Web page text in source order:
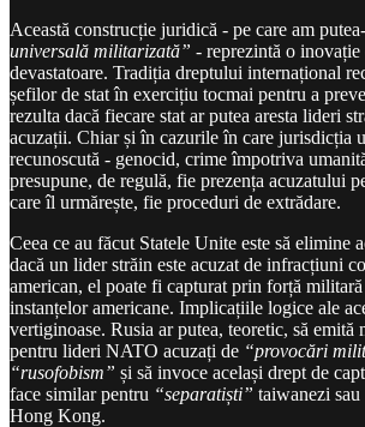
Această construcție juridică - pe care am
universală militarizată” - reprezintă o
devastatoare. Tradiția dreptului internațional
șefilor de stat în exercițiu tocmai pentru a
rezulta dacă fiecare stat ar putea aresta lideri
acuzații. Chiar și în cazurile în care jurisdicția
recunoscută - genocid, crime împotriva
presupune, de regulă, fie prezența acuzatului
care îl urmărește, fie proceduri de extrădare.
Ceea ce au făcut Statele Unite este să elimine
dacă un lider străin este acuzat de infracțiuni
american, el poate fi capturat prin forță
instanțelor americane. Implicațiile logice ale
vertiginoase. Rusia ar putea, teoretic, să emită
pentru lideri NATO acuzați de “provocări
“rusofobism” și să invoce același drept de
face similar pentru “separatiști” taiwanezi sau
Hong Kong.